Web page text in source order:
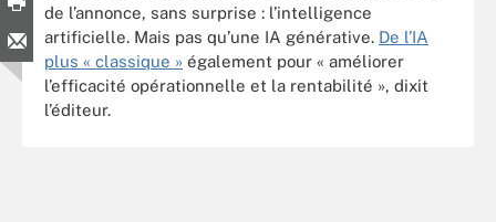
de l’annonce, sans surprise : l’intelligence
artificielle. Mais pas qu’une IA générative. De l’IA
plus « classique » également pour « améliorer
l’efficacité opérationnelle et la rentabilité », dixit
l’éditeur.